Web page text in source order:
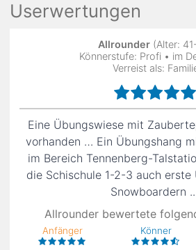
Userwertungen
Allrounder(Alter:
Könnerstufe: Profi • im
Verreist als:
Eine Übungswiese mit
vorhanden … Ein Übungshang
im Bereich Tennenberg-
die Schischule 1-2-3 auch erste
Snowboardern
Allrounder bewertete
Anfänger Könner